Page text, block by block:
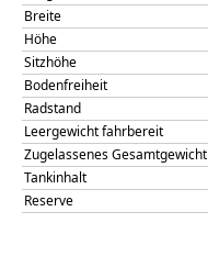
Breite
Höhe
Sitzhöhe
Bodenfreiheit
Radstand
Leergewicht fahrbereit
Zugelassenes Gesamtgewicht
Tankinhalt
Reserve